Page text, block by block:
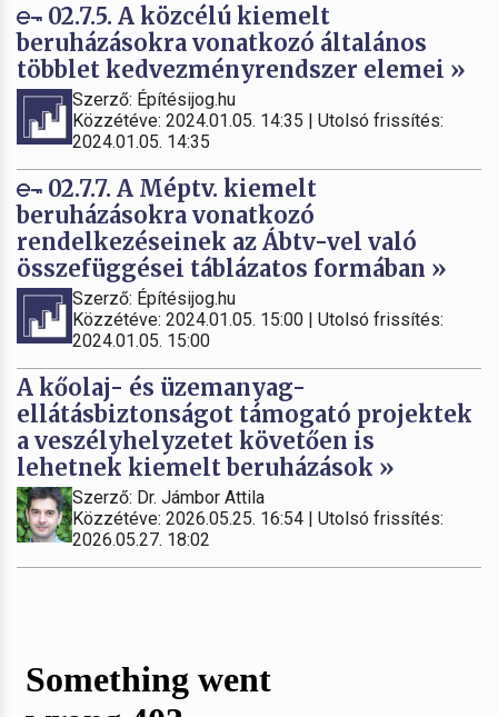
02.7.5. A közcélú kiemelt
beruházásokra vonatkozó általános
többlet kedvezményrendszer elemei »
Szerző: Építésijog.hu
Közzétéve: 2024.01.05. 14:35 | Utolsó frissítés:
2024.01.05. 14:35
02.7.7. A Méptv. kiemelt
beruházásokra vonatkozó
rendelkezéseinek az Ábtv-vel való
összefüggései táblázatos formában »
Szerző: Építésijog.hu
Közzétéve: 2024.01.05. 15:00 | Utolsó frissítés:
2024.01.05. 15:00
A kőolaj- és üzemanyag-
ellátásbiztonságot támogató projektek
a veszélyhelyzetet követően is
lehetnek kiemelt beruházások »
Szerző: Dr. Jámbor Attila
Közzétéve: 2026.05.25. 16:54 | Utolsó frissítés:
2026.05.27. 18:02